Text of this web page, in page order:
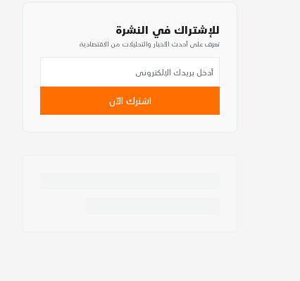
للإشتراك في النشرة
تعرف على أحدث الأخبار والتحليلات من الاقتصادية
اشترك الآن